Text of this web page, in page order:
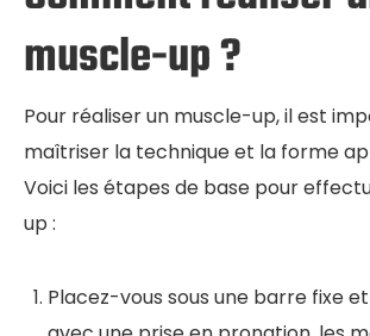
muscle-up ?
Pour réaliser un muscle-up, il est
maîtriser la technique et la forme
Voici les étapes de base pour
up :
Placez-vous sous une barre fixe